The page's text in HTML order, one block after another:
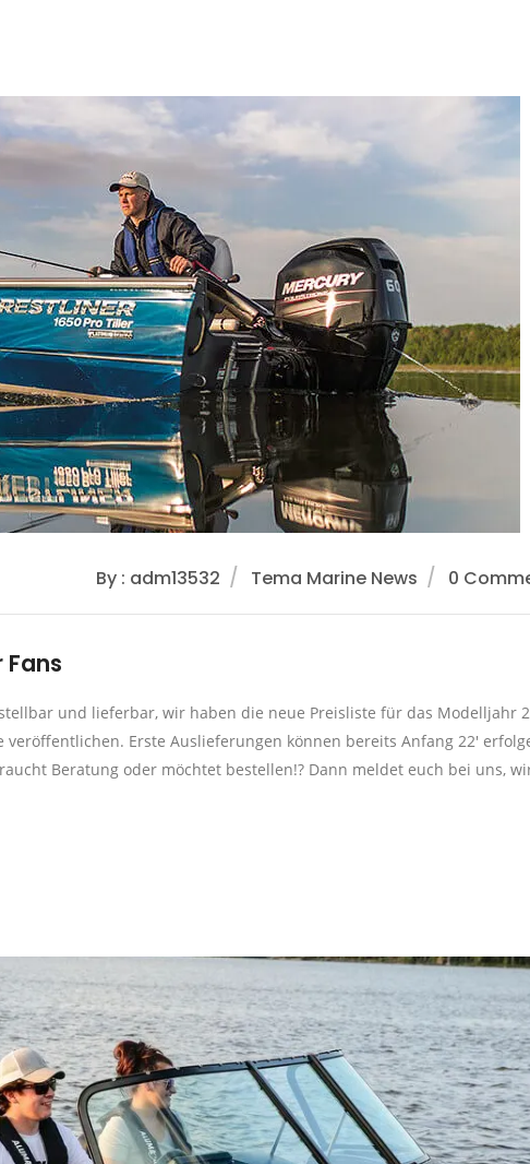
By : adm13532 Tema Marine News 0
und lieferbar, wir haben die neue Preisliste für das Modelljahr
Erste Auslieferungen können bereits Anfang 22′
Beratung oder möchtet bestellen!? Dann meldet euch bei uns,